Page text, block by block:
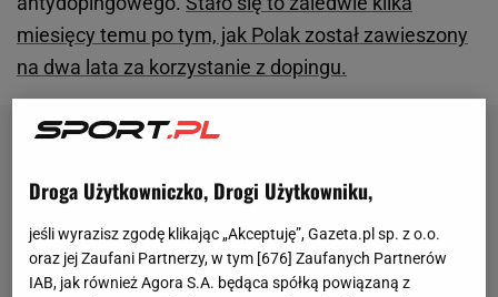
miesięcy temu po tym, jak Polak został zawieszony
na dwa lata za korzystanie z dopingu.
Droga Użytkowniczko, Drogi Użytkowniku,
jeśli wyrazisz zgodę klikając „Akceptuję”, Gazeta.pl sp. z o.o.
oraz jej Zaufani Partnerzy, w tym [676] Zaufanych Partnerów
IAB, jak również Agora S.A. będąca spółką powiązaną z